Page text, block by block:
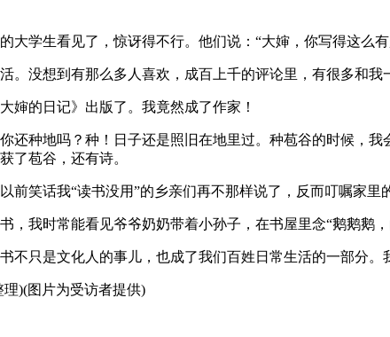
学生看见了，惊讶得不行。他们说：“大婶，你写得这么
没想到有那么多人喜欢，成百上千的评论里，有很多和我
的日记》出版了。我竟然成了作家！
种地吗？种！日子还是照旧在地里过。种苞谷的时候，我
了苞谷，还有诗。
笑话我“读书没用”的乡亲们再不那样说了，反而叮嘱家里
我时常能看见爷爷奶奶带着小孙子，在书屋里念“鹅鹅鹅，
只是文化人的事儿，也成了我们百姓日常生活的一部分。
)(图片为受访者提供)